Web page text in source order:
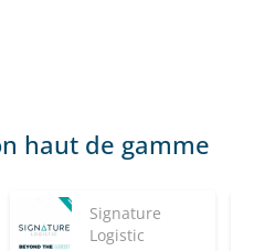
haut de gamme
Signature
Logistic